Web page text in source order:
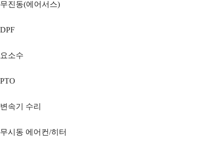
무진동(에어서스)
DPF
요소수
PTO
변속기 수리
무시동 에어컨/히터